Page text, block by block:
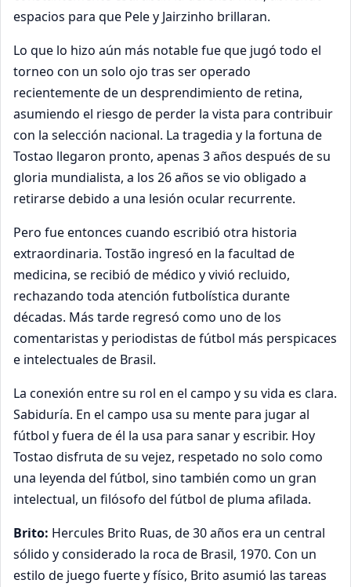
espacios para que Pele y Jairzinho brillaran.
Lo que lo hizo aún más notable fue que jugó todo el
torneo con un solo ojo tras ser operado
recientemente de un desprendimiento de retina,
asumiendo el riesgo de perder la vista para contribuir
con la selección nacional. La tragedia y la fortuna de
Tostao llegaron pronto, apenas 3 años después de su
gloria mundialista, a los 26 años se vio obligado a
retirarse debido a una lesión ocular recurrente.
Pero fue entonces cuando escribió otra historia
extraordinaria. Tostão ingresó en la facultad de
medicina, se recibió de médico y vivió recluido,
rechazando toda atención futbolística durante
décadas. Más tarde regresó como uno de los
comentaristas y periodistas de fútbol más perspicaces
e intelectuales de Brasil.
La conexión entre su rol en el campo y su vida es clara.
Sabiduría. En el campo usa su mente para jugar al
fútbol y fuera de él la usa para sanar y escribir. Hoy
Tostao disfruta de su vejez, respetado no solo como
una leyenda del fútbol, sino también como un gran
intelectual, un filósofo del fútbol de pluma afilada.
Brito: Hercules Brito Ruas, de 30 años era un central
sólido y considerado la roca de Brasil, 1970. Con un
estilo de juego fuerte y físico, Brito asumió las tareas